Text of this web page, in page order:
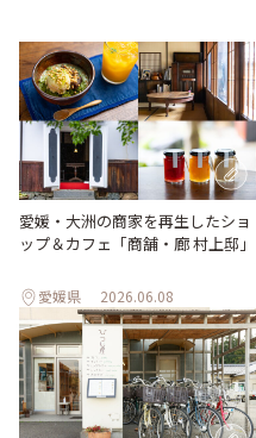
愛媛・大洲の商家を再生したショ
ップ＆カフェ「商舗・廊 村上邸」
愛媛県 2026.06.08